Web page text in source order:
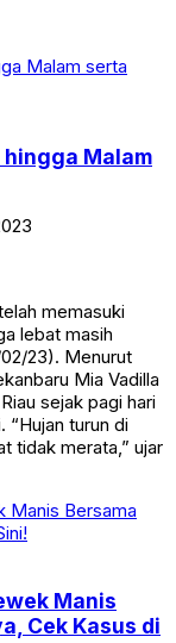
hingga Malam
memasuki
lebat masih
23). Menurut
Mia Vadilla
sejak pagi hari
“Hujan turun di
tidak merata,” ujar
Manis
Cek Kasus di